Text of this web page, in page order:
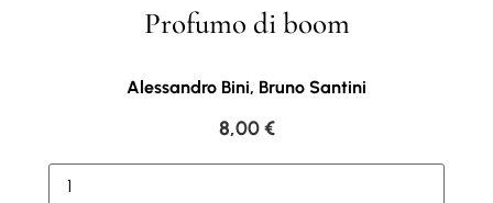
Profumo di boom
Alessandro Bini, Bruno Santini
8,00€